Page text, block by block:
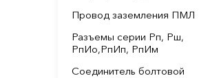
Провод заземления ПМЛ
Разъемы серии Рп, Рш,
РпИо,РпИп, РпИм
Соединитель болтовой